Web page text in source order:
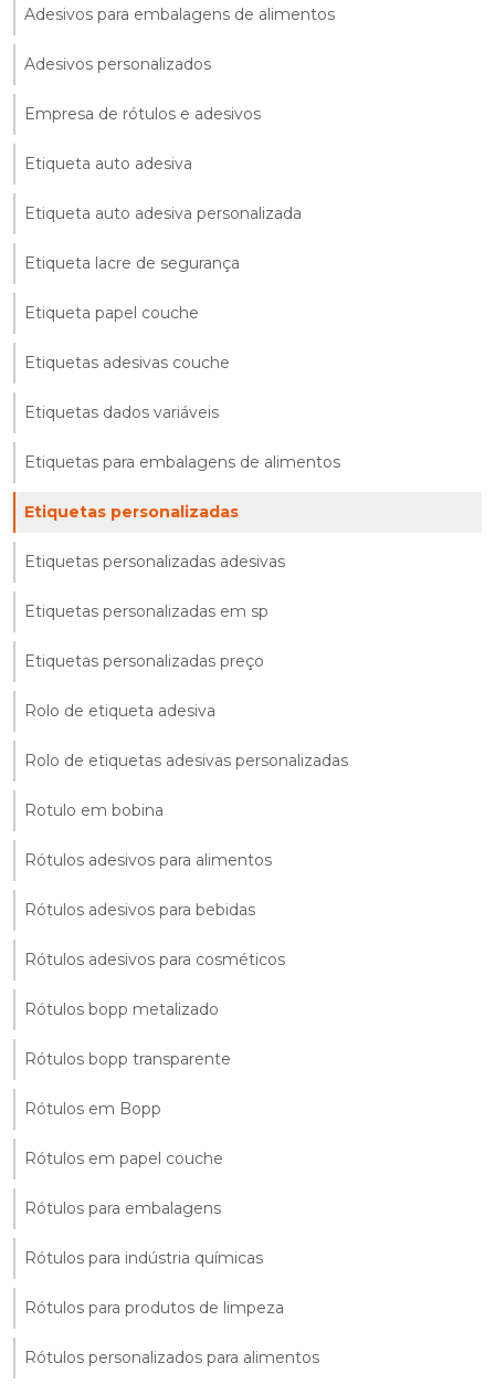
Adesivos para embalagens de alimentos
Adesivos personalizados
Empresa de rótulos e adesivos
Etiqueta auto adesiva
Etiqueta auto adesiva personalizada
Etiqueta lacre de segurança
Etiqueta papel couche
Etiquetas adesivas couche
Etiquetas dados variáveis
Etiquetas para embalagens de alimentos
Etiquetas personalizadas
Etiquetas personalizadas adesivas
Etiquetas personalizadas em sp
Etiquetas personalizadas preço
Rolo de etiqueta adesiva
Rolo de etiquetas adesivas personalizadas
Rotulo em bobina
Rótulos adesivos para alimentos
Rótulos adesivos para bebidas
Rótulos adesivos para cosméticos
Rótulos bopp metalizado
Rótulos bopp transparente
Rótulos em Bopp
Rótulos em papel couche
Rótulos para embalagens
Rótulos para indústria químicas
Rótulos para produtos de limpeza
Rótulos personalizados para alimentos